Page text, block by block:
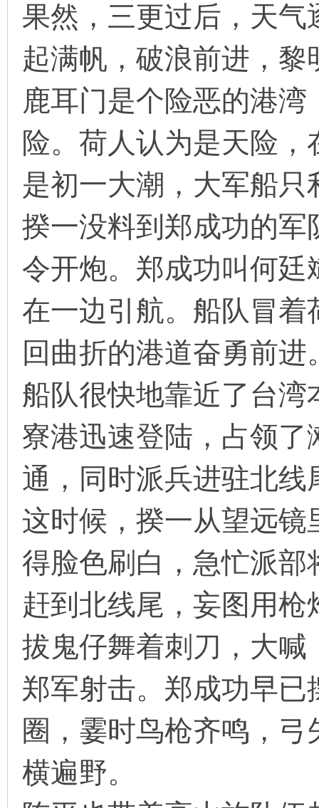
果然，三更过后，天
起满帆，破浪前进，
鹿耳门是个险恶的港
险。荷人认为是天险
是初一大潮，大军船
揆一没料到郑成功的
令开炮。郑成功叫何
在一边引航。船队冒
回曲折的港道奋勇前进
船队很快地靠近了台
寮港迅速登陆，占领
通，同时派兵进驻北线
这时候，揆一从望远
得脸色刷白，急忙派
赶到北线尾，妄图用
拔鬼仔舞着刺刀，大喊
郑军射击。郑成功早
圈，霎时鸟枪齐鸣，
横遍野。